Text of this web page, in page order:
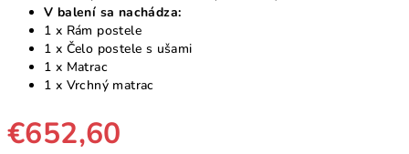
V balení sa nachádza:
1 x Rám postele
1 x Čelo postele s ušami
1 x Matrac
1 x Vrchný matrac
€652,60